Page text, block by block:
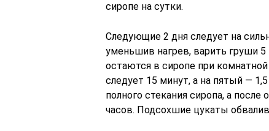
сиропе на сутки.
Следующие 2 дня следует на
уменьшив нагрев, варить груши 5
остаются в сиропе при
следует 15 минут, а на пятый —
полного стекания сиропа, а
часов. Подсохшие цукаты